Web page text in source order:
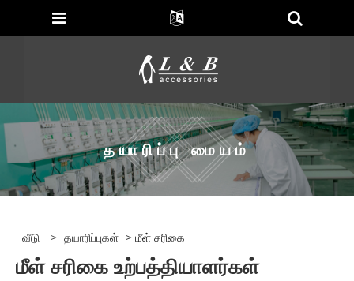
தயாரிப்பு மையம்
வீடு > தயாரிப்புகள் > மீள் சரிகை
மீள் சரிகை உற்பத்தியாளர்கள்